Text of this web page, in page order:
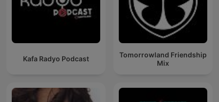
Kafa Radyo Podcast
Tomorrowland Friendship
Mix